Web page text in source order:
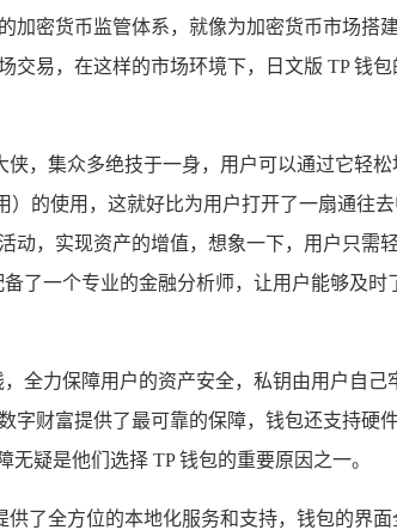
密货币监管体系，就像为加密货币市场搭
易，在这样的市场环境下，日文版 TP 钱
，集众多绝技于一身，用户可以通过它轻
的使用，这就好比为用户打开了一扇通往
，实现资产的增值，想象一下，用户只需
了一个专业的金融分析师，让用户能够及
全力保障用户的资产安全，私钥由用户自
财富提供了最可靠的保障，钱包还支持硬
疑是他们选择 TP 钱包的重要原因之一。
了全方位的本地化服务和支持，钱包的界